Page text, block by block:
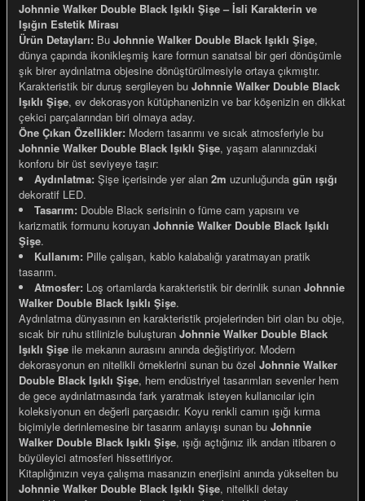
Gemiler
Johnnie Walker Double Black Işıklı Şişe – İsli Karakterin ve
Işığın Estetik Mirası
Ürün Detayları: Bu Johnnie Walker Double Black Işıklı Şişe,
dünya çapında ikonikleşmiş kare formun sanatsal bir geri dönüşümle
şık birer aydınlatma objesine dönüştürülmesiyle ortaya çıkmıştır.
Karakteristik bir duruş sergileyen bu Johnnie Walker Double Black
Işıklı Şişe, ev dekorasyon kütüphanenizin ve bar köşenizin en dikkat
çekici parçalarından biri olmaya aday.
Öne Çıkan Özellikler: Modern tasarımı ve sıcak atmosferiyle bu
Johnnie Walker Double Black Işıklı Şişe, yaşam alanınızdaki
konforu bir üst seviyeye taşır:
Aydınlatma: Şişe içerisinde yer alan 2m uzunluğunda gün ışığı
dekoratif LED.
Tasarım: Double Black serisinin o füme cam yapısını ve
karizmatik formunu koruyan Johnnie Walker Double Black Işıklı
Şişe.
Kullanım: Pille çalışan, kablo kalabalığı yaratmayan pratik
tasarım.
Atmosfer: Loş ortamlarda karakteristik bir derinlik sunan Johnnie
Walker Double Black Işıklı Şişe.
Aydınlatma dünyasının en karakteristik projelerinden biri olan bu obje,
sıcak bir ruhu stilinizle buluşturan Johnnie Walker Double Black
Işıklı Şişe ile mekanın aurasını anında değiştiriyor. Modern
dekorasyonun en nitelikli örneklerini sunan bu özel Johnnie Walker
Double Black Işıklı Şişe, hem endüstriyel tasarımları sevenler hem
de gece aydınlatmasında fark yaratmak isteyen kullanıcılar için
koleksiyonun en değerli parçasıdır. Koyu renkli camın ışığı kırma
biçimiyle derinlemesine bir tasarım anlayışı sunan bu Johnnie
Walker Double Black Işıklı Şişe, ışığı açtığınız ilk andan itibaren o
büyüleyici atmosferi hissettiriyor.
Kitaplığınızın veya çalışma masanızın enerjisini anında yükselten bu
Johnnie Walker Double Black Işıklı Şişe, nitelikli detay